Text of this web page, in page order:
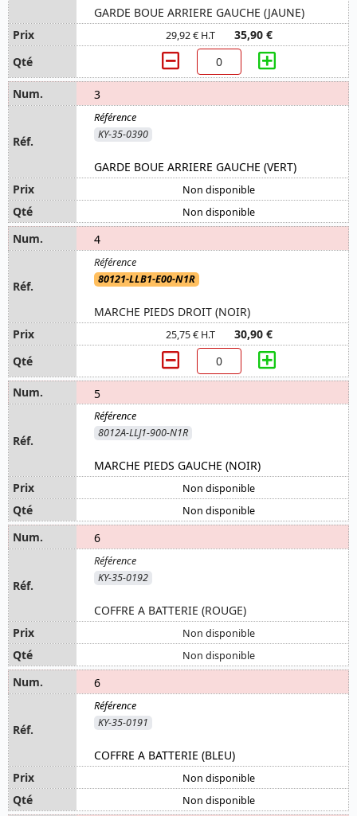
GARDE BOUE ARRIERE GAUCHE (JAUNE)
29,92 € H.T 35,90 €
3
KY-35-0390
GARDE BOUE ARRIERE GAUCHE (VERT)
Non disponible
Non disponible
4
80121-LLB1-E00-N1R
MARCHE PIEDS DROIT (NOIR)
25,75 € H.T 30,90 €
5
8012A-LLJ1-900-N1R
MARCHE PIEDS GAUCHE (NOIR)
Non disponible
Non disponible
6
KY-35-0192
COFFRE A BATTERIE (ROUGE)
Non disponible
Non disponible
6
KY-35-0191
COFFRE A BATTERIE (BLEU)
Non disponible
Non disponible